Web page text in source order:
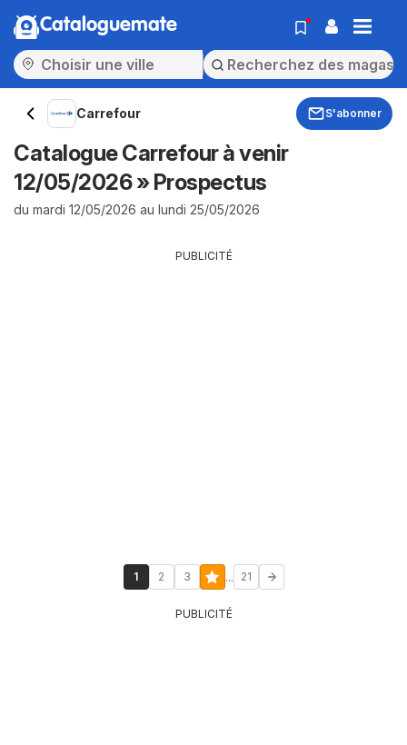
Cataloguemate
Carrefour S'abonner
Catalogue Carrefour à venir
12/05/2026 » Prospectus
du mardi 12/05/2026 au lundi 25/05/2026
PUBLICITÉ
1 2 3 ... 21
PUBLICITÉ